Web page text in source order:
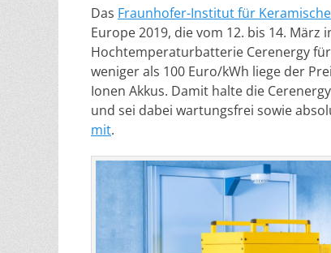
Das Fraunhofer-Institut für
Europe 2019, die vom 12. bis 14.
Hochtemperaturbatterie Cerenergy
weniger als 100 Euro/kWh liege der
Ionen Akkus. Damit halte die
und sei dabei wartungsfrei sowie
mit.